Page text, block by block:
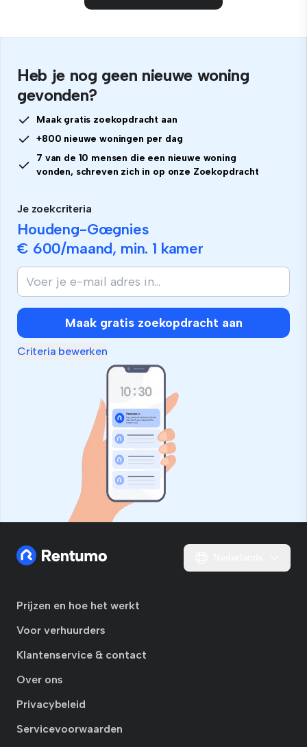
Heb je nog geen nieuwe woning
gevonden?
Maak gratis zoekopdracht aan
+800 nieuwe woningen per dag
7 van de 10 mensen die een nieuwe woning
vonden, schreven zich in op onze Zoekopdracht
Je zoekcriteria
Houdeng-Gœgnies
€ 600/maand, min. 1 kamer
Maak gratis zoekopdracht aan
Criteria bewerken
Prijzen en hoe het werkt
Voor verhuurders
Klantenservice & contact
Over ons
Privacybeleid
Servicevoorwaarden